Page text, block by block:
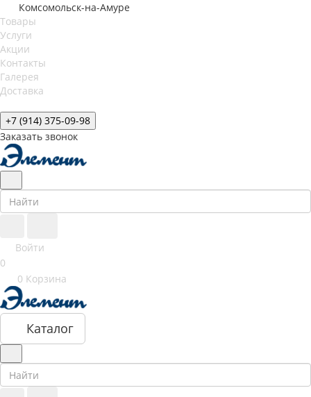
Комсомольск-на-Амуре
Товары
Услуги
Акции
Контакты
Галерея
Доставка
+7 (914) 375-09-98
Заказать звонок
Войти
0
0 Корзина
Каталог